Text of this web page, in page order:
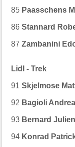
85 Paasschens
86Stannard
87Zambanini
Lidl - Trek
91Skjelmose
92 Bagioli Andrea
93 Bernard Julien
94 Konrad